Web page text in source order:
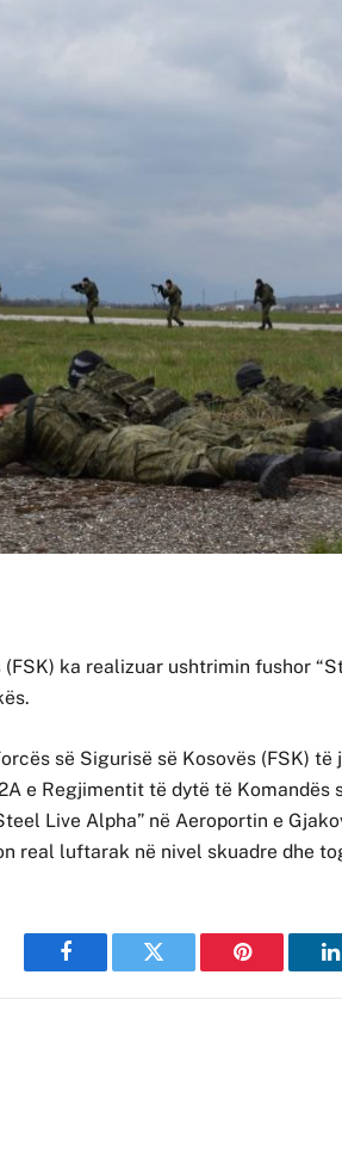
ka realizuar ushtrimin fushor
së Sigurisë së Kosovës (FSK) të
e Regjimentit të dytë të Komandës
Live Alpha” në Aeroportin e
real luftarak në nivel skuadre dhe
Facebook Twitter Pinterest